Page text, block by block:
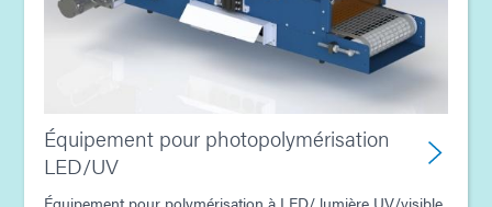
Guide : Équipement de dosage (Amériques | ES)
Guide : Équipement de dosage (Europe|FR)
Guide : Équipement de dosage (Asie | FR)
Équipement pour photopolymérisation
LED/UV
Équipement pour polymérisation à LED/ lumière UV/visible